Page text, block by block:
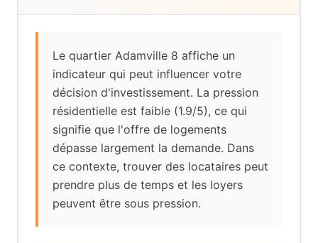
Le quartier Adamville 8 affiche un
indicateur qui peut influencer votre
décision d'investissement. La pression
résidentielle est faible (1.9/5), ce qui
signifie que l'offre de logements
dépasse largement la demande. Dans
ce contexte, trouver des locataires peut
prendre plus de temps et les loyers
peuvent être sous pression.